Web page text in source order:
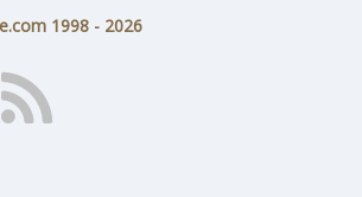
1998 - 2026